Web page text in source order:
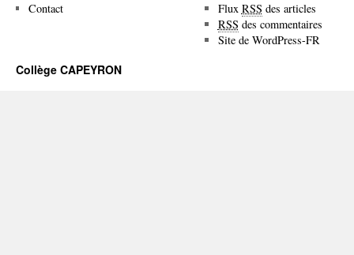
Contact Flux RSS des articles
RSS des commentaires
Site de WordPress-FR
Collège CAPEYRON